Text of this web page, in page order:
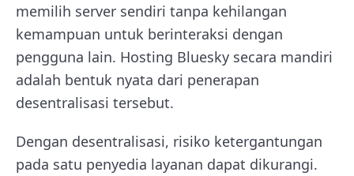
memilih server sendiri tanpa kehilangan
kemampuan untuk berinteraksi dengan
pengguna lain. Hosting Bluesky secara mandiri
adalah bentuk nyata dari penerapan
desentralisasi tersebut.
Dengan desentralisasi, risiko ketergantungan
pada satu penyedia layanan dapat dikurangi.